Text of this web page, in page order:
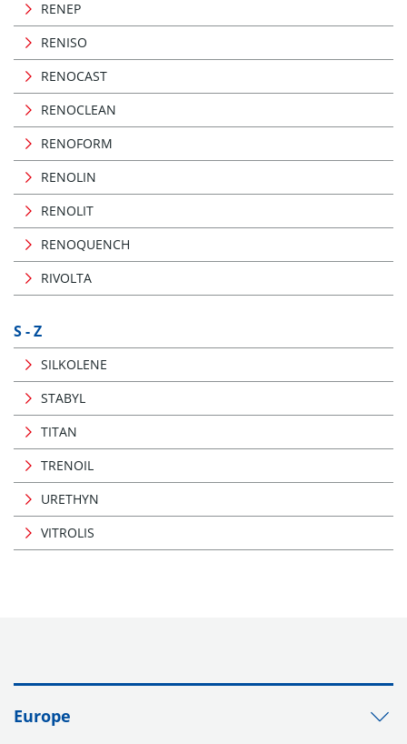
RENEP
RENISO
RENOCAST
RENOCLEAN
RENOFORM
RENOLIN
RENOLIT
RENOQUENCH
RIVOLTA
S - Z
SILKOLENE
STABYL
TITAN
TRENOIL
URETHYN
VITROLIS
Europe